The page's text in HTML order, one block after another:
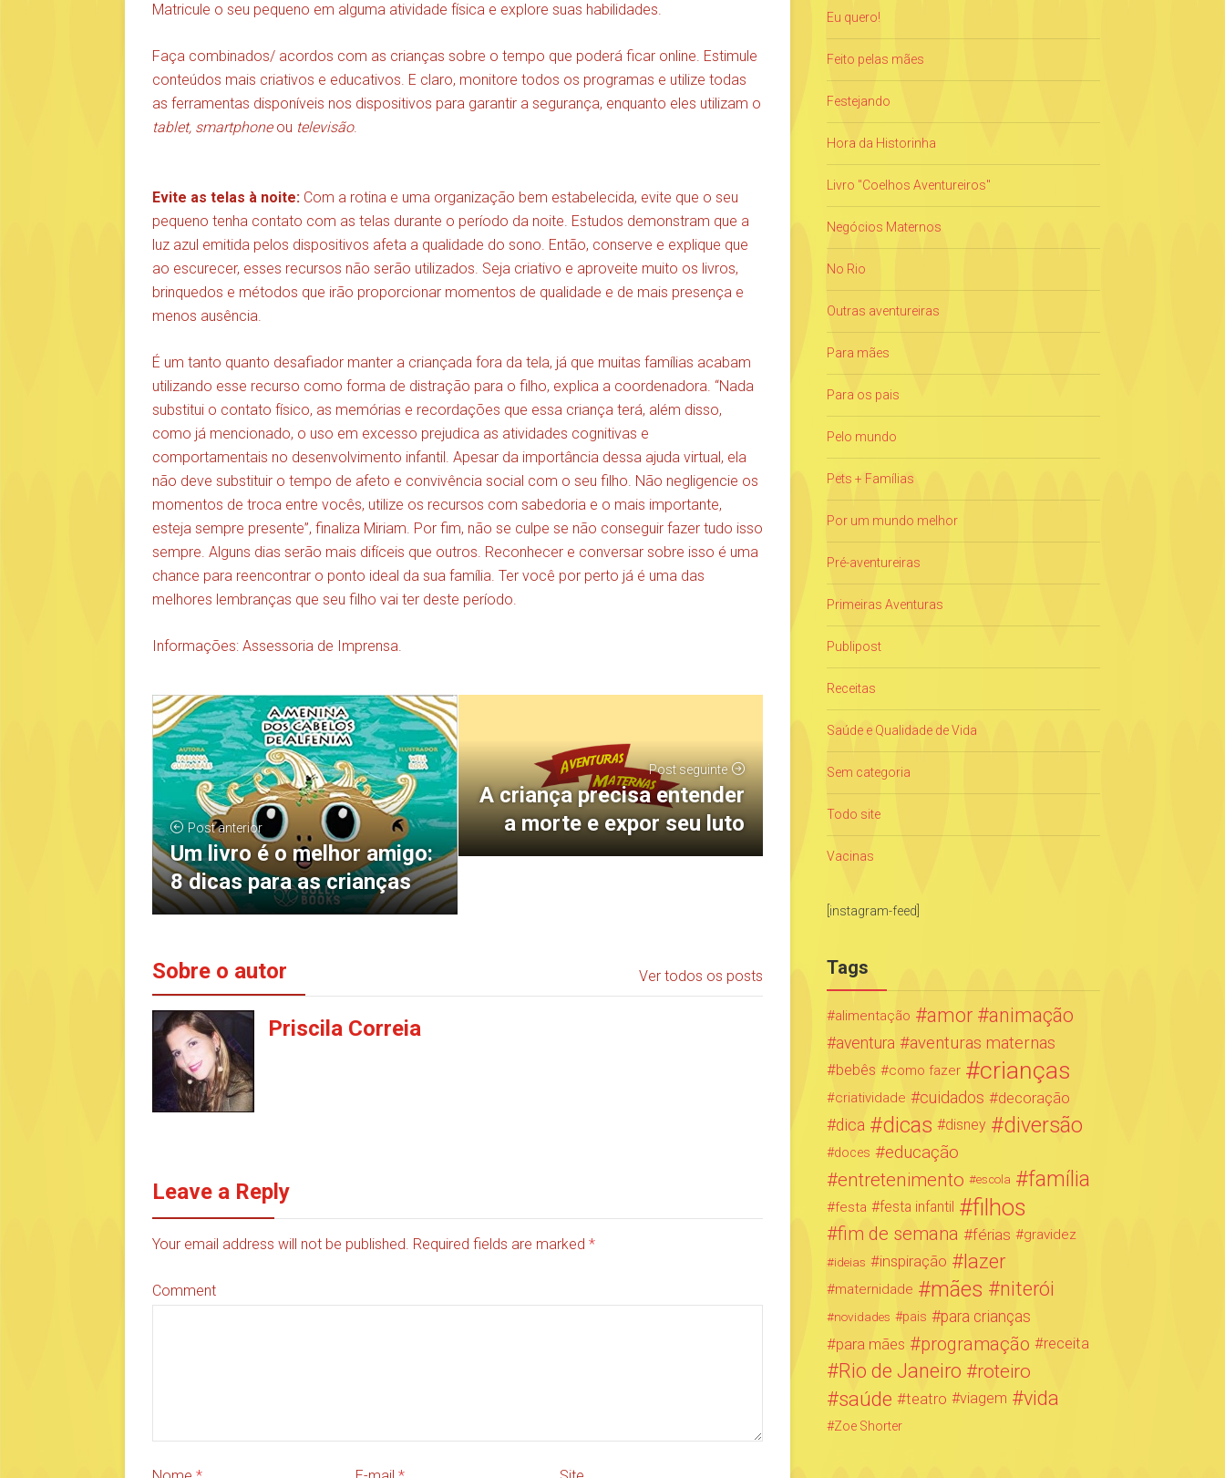
Matricule o seu pequeno em alguma atividade física e explore suas habilidades.
Faça combinados/ acordos com as crianças sobre o tempo que poderá ficar online. Estimule
conteúdos mais criativos e educativos. E claro, monitore todos os programas e utilize todas
as ferramentas disponíveis nos dispositivos para garantir a segurança, enquanto eles utilizam o
tablet, smartphoneou televisão.
Evite as telas à noite: Com a rotina e uma organização bem estabelecida, evite que o seu
pequeno tenha contato com as telas durante o período da noite. Estudos demonstram que a
luz azul emitida pelos dispositivos afeta a qualidade do sono. Então, conserve e explique que
ao escurecer, esses recursos não serão utilizados. Seja criativo e aproveite muito os livros,
brinquedos e métodos que irão proporcionar momentos de qualidade e de mais presença e
menos ausência.
É um tanto quanto desafiador manter a criançada fora da tela, já que muitas famílias acabam
utilizando esse recurso como forma de distração para o filho, explica a coordenadora. “Nada
substitui o contato físico, as memórias e recordações que essa criança terá, além disso,
como já mencionado, o uso em excesso prejudica as atividades cognitivas e
comportamentais no desenvolvimento infantil. Apesar da importância dessa ajuda virtual, ela
não deve substituir o tempo de afeto e convivência social com o seu filho. Não negligencie os
momentos de troca entre vocês, utilize os recursos com sabedoria e o mais importante,
esteja sempre presente”, finaliza Miriam. Por fim, não se culpe se não conseguir fazer tudo isso
sempre. Alguns dias serão mais difíceis que outros. Reconhecer e conversar sobre isso é uma
chance para reencontrar o ponto ideal da sua família. Ter você por perto já é uma das
melhores lembranças que seu filho vai ter deste período.
Informações: Assessoria de Imprensa.
Post anterior
Um livro é o melhor amigo:
8 dicas para as crianças
Post seguinte
A criança precisa entender
a morte e expor seu luto
Sobre o autor Ver todos os posts
Priscila Correia
Leave a Reply
Your email address will not be published. Required fields are marked *
Comment
Eu quero!
Feito pelas mães
Festejando
Hora da Historinha
Livro "Coelhos Aventureiros"
Negócios Maternos
No Rio
Outras aventureiras
Para mães
Para os pais
Pelo mundo
Pets + Famílias
Por um mundo melhor
Pré-aventureiras
Primeiras Aventuras
Publipost
Receitas
Saúde e Qualidade de Vida
Sem categoria
Todo site
Vacinas
[instagram-feed]
Tags
alimentação amor animação
aventura aventuras maternas
bebês como fazer crianças
criatividade cuidados
decoração
dica
dicas disney diversão
doces educação
entretenimento escola família
festa festa infantil filhos
fim de semana férias gravidez
ideias inspiração lazer
maternidade mães niterói
novidades pais
para crianças
para mães
programação receita
Rio de Janeiro roteiro
saúde teatro viagem vida
Zoe Shorter